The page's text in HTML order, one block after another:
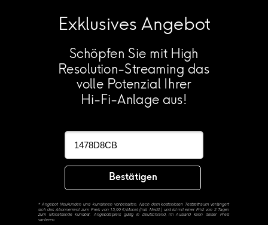
Bestätigen
*Angebot Neukunden und -kundinnen vorbehalten. Nach dem kostenlosen Testzeitraum verlängert
sich das Abonnement zum Preis von 15,99 €/Monat (inkl. MwSt.) und ist mit einer Frist von 2 Tagen
zum Monatsende kündbar. Angebotspreis gültig in Deutschland, im Ausland kann dieser Preis
variieren.
Exklusives Angebot
Schöpfen Sie mit High
Resolution-Streaming das
volle Potenzial Ihrer
Hi-Fi-Anlage aus!